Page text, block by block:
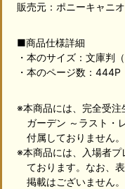
販売元：ポニーキャニ
■商品仕様詳細
・本のサイズ：文庫判
・本のページ数：444P
※本商品には、完全受注
ガーデン ～ラスト・
付属しておりません。
※本商品には、入場者プ
ております。なお、
掲載はございません。